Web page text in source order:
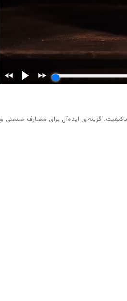
گزینه‌ای ایده‌آل برای مصارف صنعتی و